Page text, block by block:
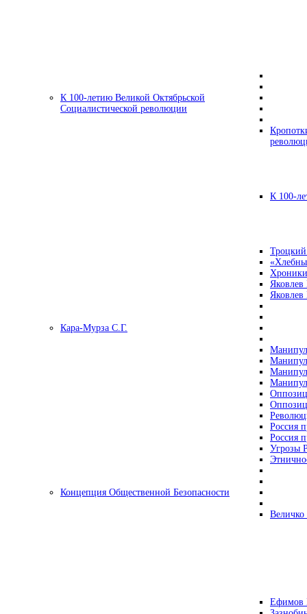
К 100-летию Великой Октябрьской
Социалистической революции
К 100-
Кара-Мурза С.Г.
Россия
Россия
Угрозы
Концепция Общественной Безопасности
Ефимов